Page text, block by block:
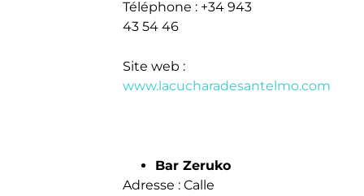
Téléphone : +34 943
43 54 46
Site web :
www.lacucharadesantelmo.com
Bar Zeruko
Adresse : Calle